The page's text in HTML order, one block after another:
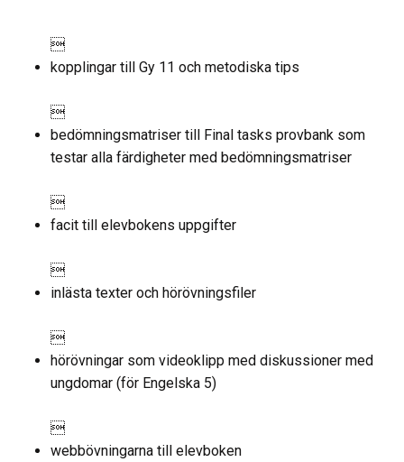

kopplingar till Gy 11 och metodiska tips

bedömningsmatriser till Final tasks provbank som
testar alla färdigheter med bedömningsmatriser

facit till elevbokens uppgifter

inlästa texter och hörövningsfiler

hörövningar som videoklipp med diskussioner med
ungdomar (för Engelska 5)

webbövningarna till elevboken